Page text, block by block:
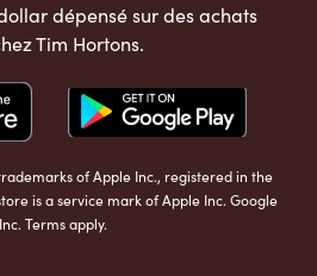
dépensé sur des achats
Tim Hortons.
of Apple Inc., registered in the
is a service mark of Apple Inc. Google
Terms apply.